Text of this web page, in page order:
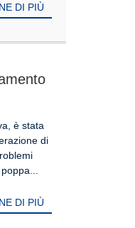
DI PIÙ
è stata
di
DI PIÙ